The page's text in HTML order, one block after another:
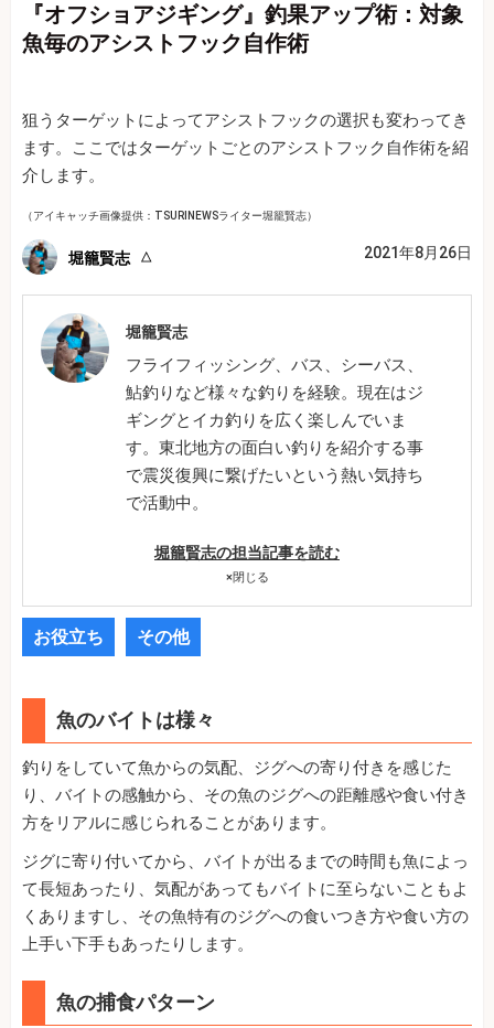
『オフショアジギング』釣果アップ術：対象
魚毎のアシストフック自作術
狙うターゲットによってアシストフックの選択も変わってき
ます。ここではターゲットごとのアシストフック自作術を紹
介します。
（アイキャッチ画像提供：TSURINEWSライター堀籠賢志）
堀籠賢志 2021年8月26日
堀籠賢志
フライフィッシング、バス、シーバス、
鮎釣りなど様々な釣りを経験。現在はジ
ギングとイカ釣りを広く楽しんでいま
す。東北地方の面白い釣りを紹介する事
で震災復興に繋げたいという熱い気持ち
で活動中。
堀籠賢志の担当記事を読む
×閉じる
お役立ち その他
魚のバイトは様々
釣りをしていて魚からの気配、ジグへの寄り付きを感じた
り、バイトの感触から、その魚のジグへの距離感や食い付き
方をリアルに感じられることがあります。
ジグに寄り付いてから、バイトが出るまでの時間も魚によっ
て長短あったり、気配があってもバイトに至らないこともよ
くありますし、その魚特有のジグへの食いつき方や食い方の
上手い下手もあったりします。
魚の捕食パターン